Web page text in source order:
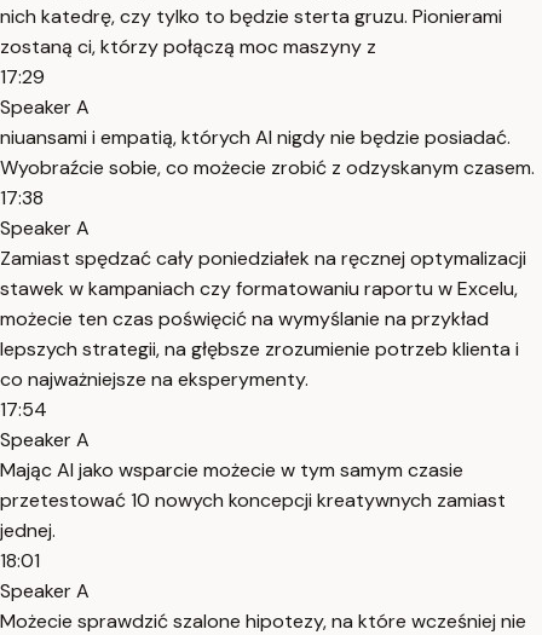
nich katedrę, czy tylko to będzie sterta gruzu. Pionierami
zostaną ci, którzy połączą moc maszyny z
17:29
Speaker A
niuansami i empatią, których AI nigdy nie będzie posiadać.
Wyobraźcie sobie, co możecie zrobić z odzyskanym czasem.
17:38
Speaker A
Zamiast spędzać cały poniedziałek na ręcznej optymalizacji
stawek w kampaniach czy formatowaniu raportu w Excelu,
możecie ten czas poświęcić na wymyślanie na przykład
lepszych strategii, na głębsze zrozumienie potrzeb klienta i
co najważniejsze na eksperymenty.
17:54
Speaker A
Mając AI jako wsparcie możecie w tym samym czasie
przetestować 10 nowych koncepcji kreatywnych zamiast
jednej.
18:01
Speaker A
Możecie sprawdzić szalone hipotezy, na które wcześniej nie